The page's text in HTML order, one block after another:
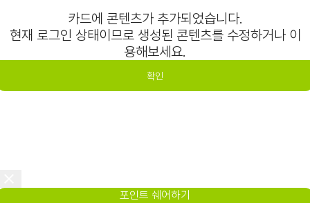
카드에 콘텐츠가 추가되었습니다.
현재 로그인 상태이므로 생성된 콘텐츠를 수정하거나 이
용해보세요.
확인
포인트 쉐어하기